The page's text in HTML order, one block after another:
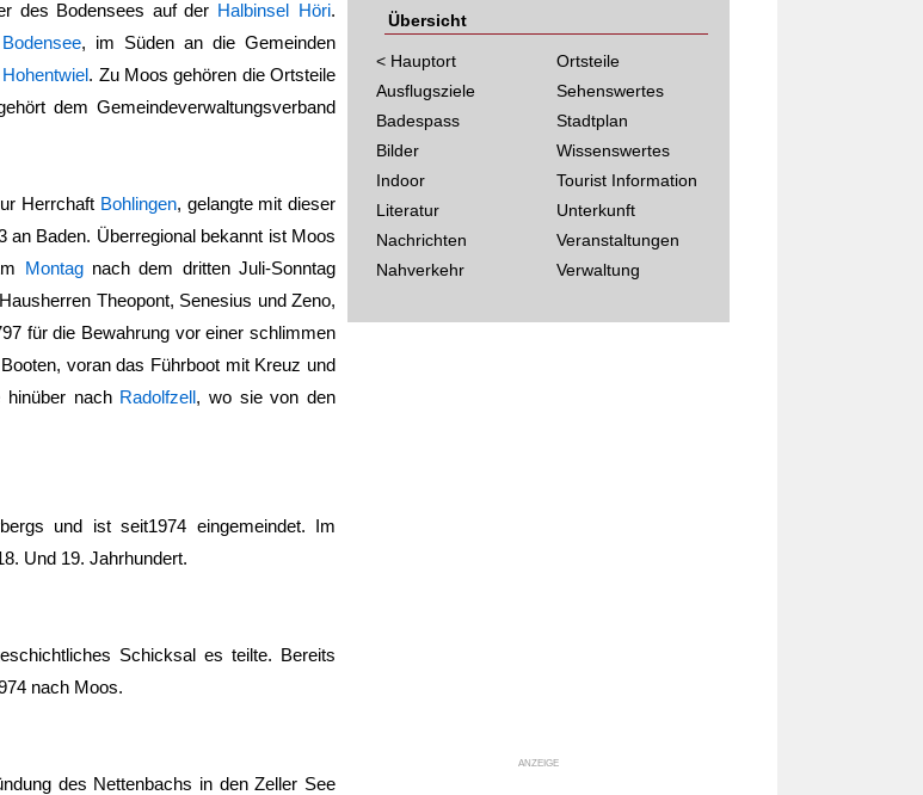
des Bodensees auf der Halbinsel Höri.
, im Süden an die Gemeinden
. Zu Moos gehören die Ortsteile
dem Gemeindeverwaltungsverband
Herrchaft Bohlingen, gelangte mit dieser
an Baden. Überregional bekannt ist Moos
Montagnach dem dritten Juli-Sonntag
Theopont, Senesius und Zeno,
für die Bewahrung vor einer schlimmen
voran das Führboot mit Kreuz und
hinüber nach Radolfzell, wo sie von den
und ist seit1974 eingemeindet. Im
Und 19. Jahrhundert.
Schicksal es teilte. Bereits
nach Moos.
des Nettenbachs in den Zeller See
Übersicht
< Hauptort
Ausflugsziele
Badespass
Bilder
Indoor
Literatur
Nachrichten
Nahverkehr
Ortsteile
Sehenswertes
Stadtplan
Wissenswertes
Tourist Information
Unterkunft
Veranstaltungen
Verwaltung
ANZEIGE